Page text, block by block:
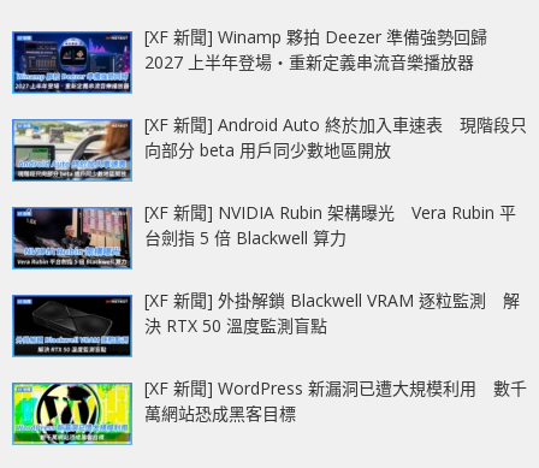
[XF 新聞] Winamp 夥拍 Deezer 準備強勢回歸
2027 上半年登場‧重新定義串流音樂播放器
[XF 新聞] Android Auto 終於加入車速表 現階段只
向部分 beta 用戶同少數地區開放
[XF 新聞] NVIDIA Rubin 架構曝光 Vera Rubin 平
台劍指 5 倍 Blackwell 算力
[XF 新聞] 外掛解鎖 Blackwell VRAM 逐粒監測 解
決 RTX 50 溫度監測盲點
[XF 新聞] WordPress 新漏洞已遭大規模利用 數千
萬網站恐成黑客目標